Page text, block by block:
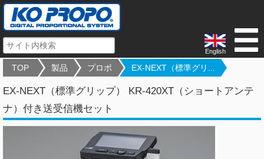
English
TOP 製品 プロポ EX-NEXT（標準グリ...
EX-NEXT（標準グリップ） KR-420XT（ショートアンテ
ナ）付き送受信機セット